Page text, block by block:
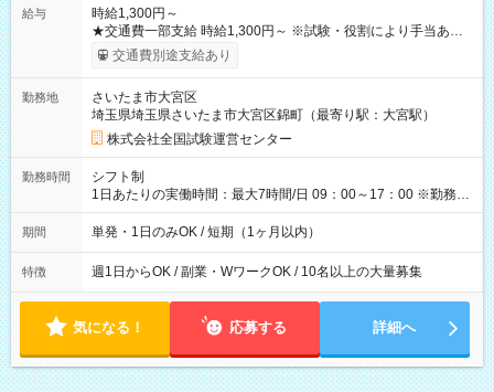
給与
時給1,300円～
★交通費一部支給 時給1,300円～ ※試験・役割により手当あり
※勤務回数により昇給あり 【即給（前払い）オプションあ
り！】 希望される場合、勤務から1週間ほどで給与の一部を受け
例】 ・河合塾模擬試験 8:30～17:30（休憩1時間） 時給1,300円
×8時間＝日収10,400円＋交通費 ※当日の役割により時給＋100
円の場合あり ・国家試験 7:00～13:30（休憩なし） 時給1,300
円（役割手当＋100円）×6時間＝日収8,400円＋交通費 【試用期
間】試用期間なし
交通費別途支給あり
勤務地
さいたま市大宮区
埼玉県埼玉県さいたま市大宮区錦町（最寄り駅：大宮駅）
株式会社全国試験運営センター
勤務時間
シフト制
1日あたりの実働時間：最大7時間/日 09：00～17：00 ※勤務時
間は 試験により異なります。
期間 単発・1日のみOK / 短期（1ヶ月以内）
特徴 週1日からOK / 副業・WワークOK / 10名以上の大量募集
気になる！ 応募する 詳細へ